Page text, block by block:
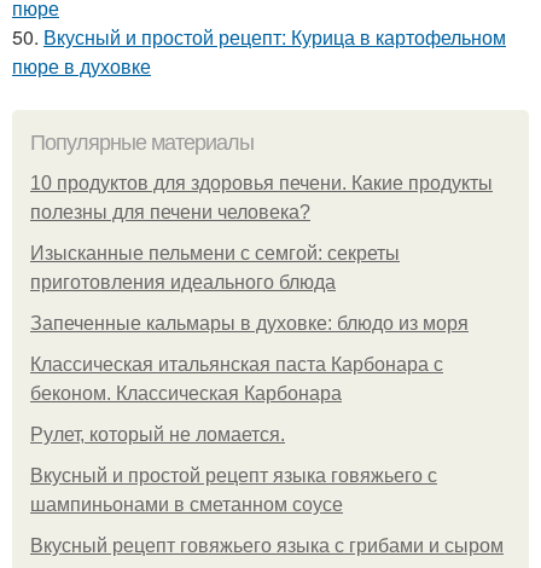
пюре
50. Вкусный и простой рецепт: Курица в картофельном
пюре в духовке
Популярные материалы
10 продуктов для здоровья печени. Какие продукты
полезны для печени человека?
Изысканные пельмени с семгой: секреты
приготовления идеального блюда
Запеченные кальмары в духовке: блюдо из моря
Классическая итальянская паста Карбонара с
беконом. Классическая Карбонара
Рулет, который не ломается.
Вкусный и простой рецепт языка говяжьего с
шампиньонами в сметанном соусе
Вкусный рецепт говяжьего языка с грибами и сыром